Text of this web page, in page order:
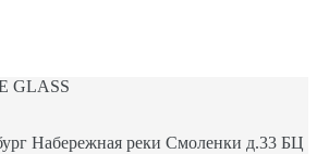
GLASS
Набережная реки Смоленки д.33 БЦ